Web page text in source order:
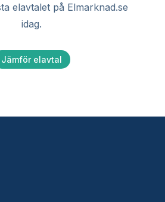
elavtalet på Elmarknad.se
idag.
Jämför elavtal